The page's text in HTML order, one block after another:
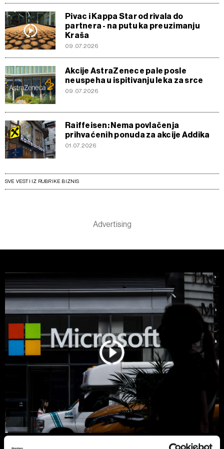
Pivac i Kappa Star od rivala do
partnera - na putu ka preuzimanju
Kraša
09.07.2026
Akcije AstraZenece pale posle
neuspeha u ispitivanju leka za srce
09.07.2026
Raiffeisen: Nema povlačenja
prihvaćenih ponuda za akcije Addika
01.07.2026
SVE VESTI IZ RUBRIKE BIZNIS
Microsoft otkrio da većina AI